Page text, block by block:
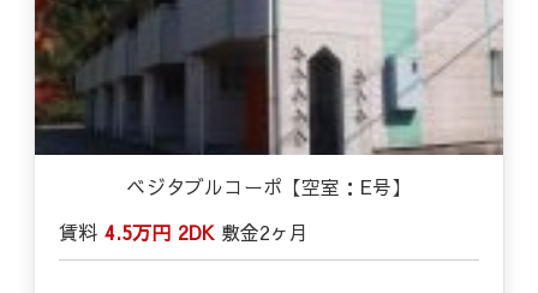
ベジタブルコーポ【空室：E号】
賃料 4.5万円 2DK 敷金2ヶ月